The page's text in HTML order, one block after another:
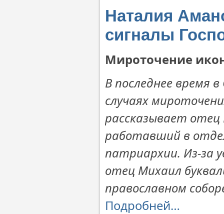
Наталия
сигналы
Мироточение
В последнее время
случаях
рассказывает отец
работавший в
патриархии. Из-за
отец Михаил
православном
Подробней…